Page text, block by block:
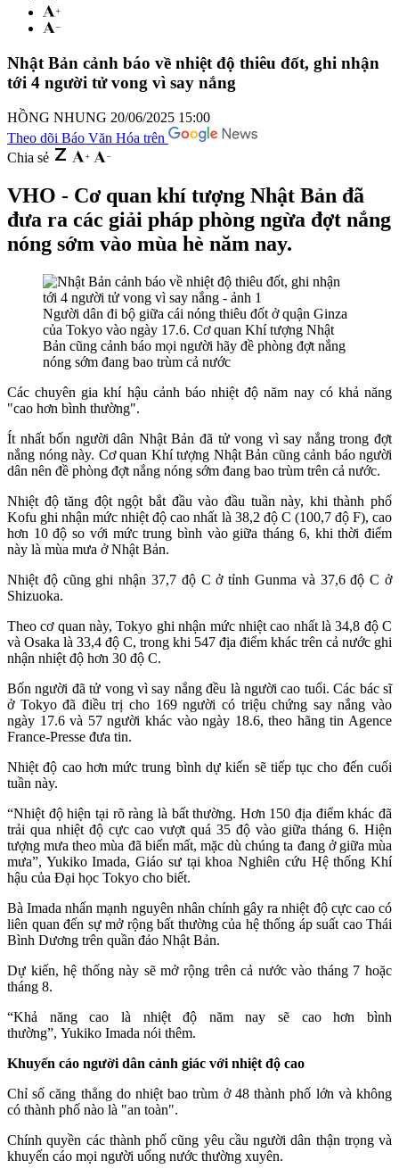
Nhật Bản cảnh báo về nhiệt độ thiêu đốt, ghi nhận
tới 4 người tử vong vì say nắng
HỒNG NHUNG 20/06/2025 15:00
Theo dõi Báo Văn Hóa trên
Chia sẻ
VHO - Cơ quan khí tượng Nhật Bản đã
đưa ra các giải pháp phòng ngừa đợt nắng
nóng sớm vào mùa hè năm nay.
Người dân đi bộ giữa cái nóng thiêu đốt ở quận Ginza
của Tokyo vào ngày 17.6. Cơ quan Khí tượng Nhật
Bản cũng cảnh báo mọi người hãy đề phòng đợt nắng
nóng sớm đang bao trùm cả nước
Các chuyên gia khí hậu cảnh báo nhiệt độ năm nay có khả năng
"cao hơn bình thường".
Ít nhất bốn người dân Nhật Bản đã tử vong vì say nắng trong đợt
nắng nóng này. Cơ quan Khí tượng Nhật Bản cũng cảnh báo người
dân nên đề phòng đợt nắng nóng sớm đang bao trùm trên cả nước.
Nhiệt độ tăng đột ngột bắt đầu vào đầu tuần này, khi thành phố
Kofu ghi nhận mức nhiệt độ cao nhất là 38,2 độ C (100,7 độ F), cao
hơn 10 độ so với mức trung bình vào giữa tháng 6, khi thời điểm
này là mùa mưa ở Nhật Bản.
Nhiệt độ cũng ghi nhận 37,7 độ C ở tỉnh Gunma và 37,6 độ C ở
Shizuoka.
Theo cơ quan này, Tokyo ghi nhận mức nhiệt cao nhất là 34,8 độ C
và Osaka là 33,4 độ C, trong khi 547 địa điểm khác trên cả nước ghi
nhận nhiệt độ hơn 30 độ C.
Bốn người đã tử vong vì say nắng đều là người cao tuổi. Các bác sĩ
ở Tokyo đã điều trị cho 169 người có triệu chứng say nắng vào
ngày 17.6 và 57 người khác vào ngày 18.6, theo hãng tin Agence
France-Presse đưa tin.
Nhiệt độ cao hơn mức trung bình dự kiến sẽ tiếp tục cho đến cuối
tuần này.
“Nhiệt độ hiện tại rõ ràng là bất thường. Hơn 150 địa điểm khác đã
trải qua nhiệt độ cực cao vượt quá 35 độ vào giữa tháng 6. Hiện
tượng mưa theo mùa đã biến mất, mặc dù chúng ta đang ở giữa mùa
mưa”, Yukiko Imada, Giáo sư tại khoa Nghiên cứu Hệ thống Khí
hậu của Đại học Tokyo cho biết.
Bà Imada nhấn mạnh nguyên nhân chính gây ra nhiệt độ cực cao có
liên quan đến sự mở rộng bất thường của hệ thống áp suất cao Thái
Bình Dương trên quần đảo Nhật Bản.
Dự kiến, hệ thống này sẽ mở rộng trên cả nước vào tháng 7 hoặc
tháng 8.
“Khả năng cao là nhiệt độ năm nay sẽ cao hơn bình
thường”, Yukiko Imada nói thêm.
Khuyến cáo người dân cảnh giác với nhiệt độ cao
Chỉ số căng thẳng do nhiệt bao trùm ở 48 thành phố lớn và không
có thành phố nào là "an toàn".
Chính quyền các thành phố cũng yêu cầu người dân thận trọng và
khuyến cáo mọi người uống nước thường xuyên.